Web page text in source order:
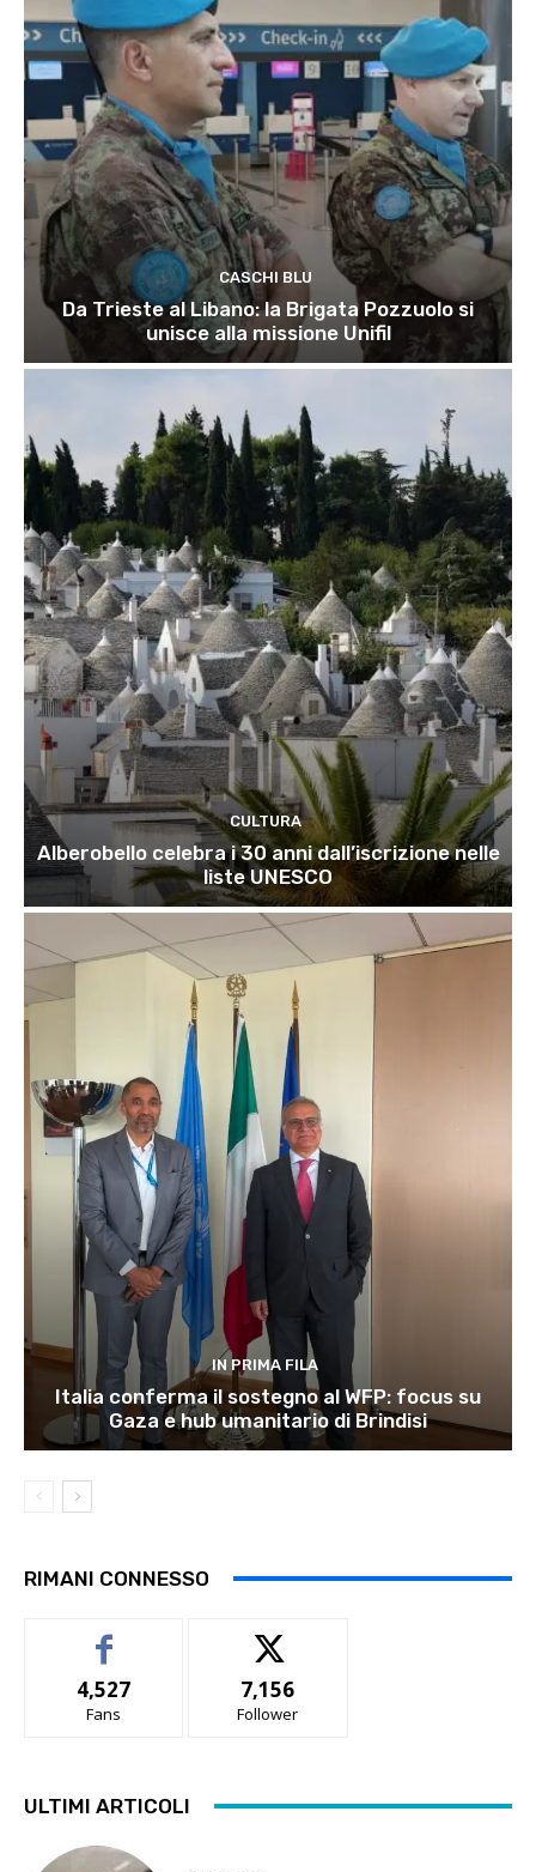
CASCHI BLU
Da Trieste al Libano: la Brigata Pozzuolo si
unisce alla missione Unifil
CULTURA
Alberobello celebra i 30 anni dall’iscrizione nelle
liste UNESCO
IN PRIMA FILA
Italia conferma il sostegno al WFP: focus su
Gaza e hub umanitario di Brindisi
RIMANI CONNESSO
4,527
Fans
7,156
Follower
ULTIMI ARTICOLI